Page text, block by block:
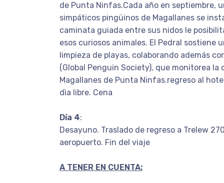
de Punta Ninfas.Cada año en septiembre,
simpáticos pingüinos de Magallanes se
caminata guiada entre sus nidos le
esos curiosos animales. El Pedral sostiene
limpieza de playas, colaborando además
(Global Penguin Society), que monitorea la
Magallanes de Punta Ninfas.regreso al
dìa libre. Cena
Día 4:
Desayuno. Traslado de regreso a Trelew
aeropuerto. Fin del viaje
A TENER EN CUENTA: